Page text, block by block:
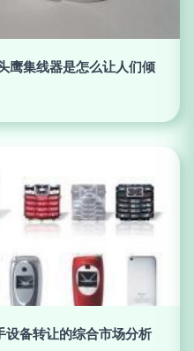
鹰集线器是怎么让人们倾
设备转让的综合市场分析